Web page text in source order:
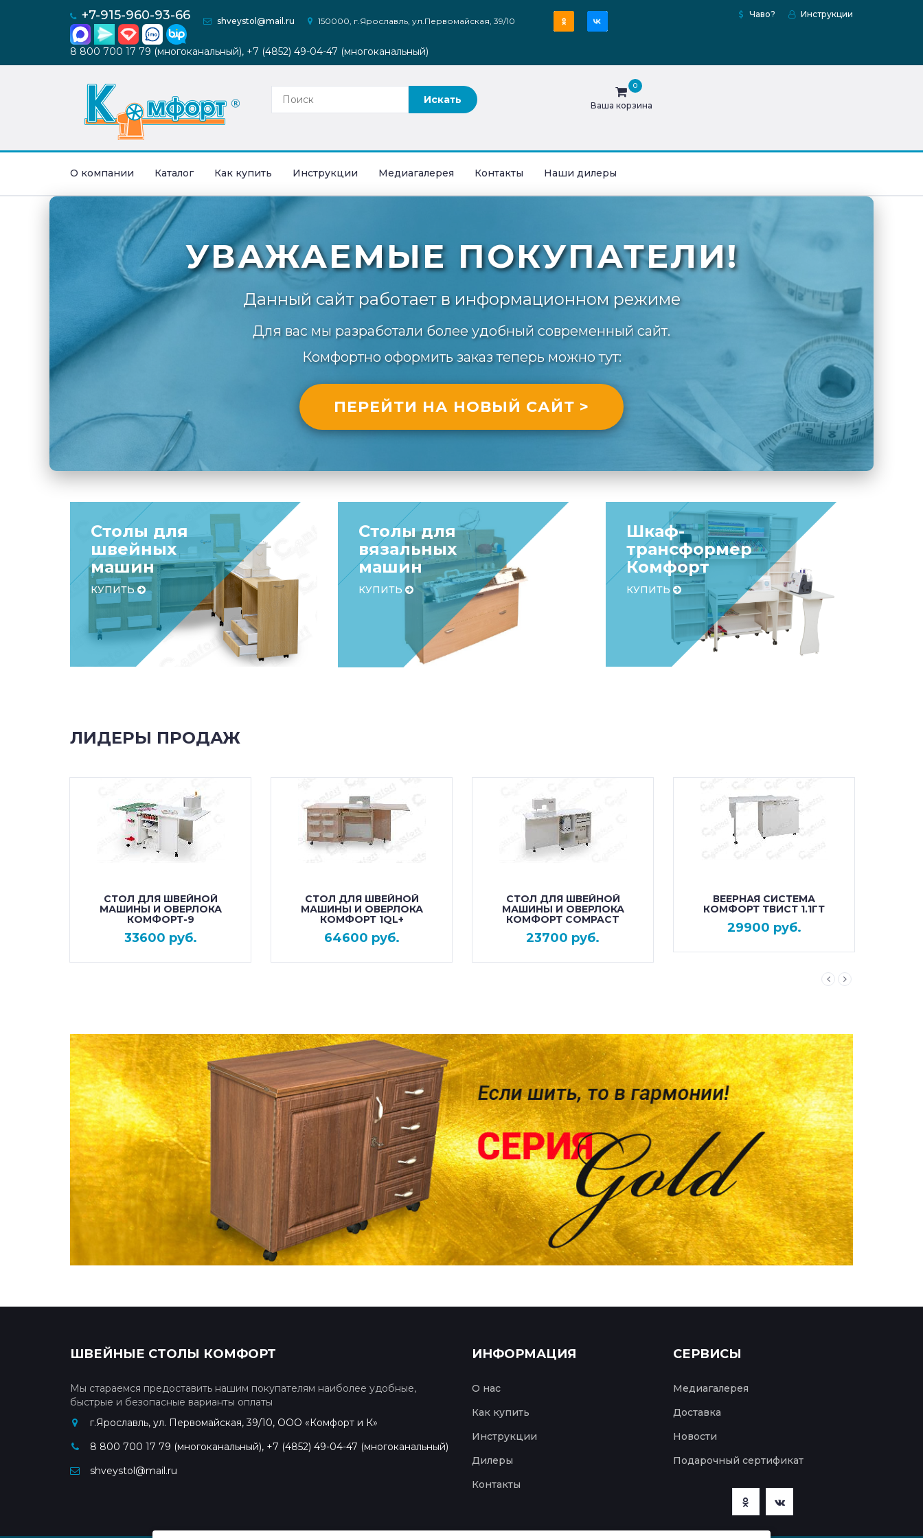
+7-915-960-93-66 shveystol@mail.ru 150000, г.Ярославль, ул.Первомайская, 39/10
Чаво? Инструкции
8 800 700 17 79 (многоканальный), +7 (4852) 49-04-47 (многоканальный)
Ваша корзина
0
О компании Каталог Как купить Инструкции Медиагалерея Контакты Наши дилеры
УВАЖАЕМЫЕ ПОКУПАТЕЛИ!
Данный сайт работает в информационном режиме
Для вас мы разработали более удобный современный сайт.
Комфортно оформить заказ теперь можно тут:
ПЕРЕЙТИ НА НОВЫЙ САЙТ >
Столы для
швейных
машин
КУПИТЬ
Столы для
вязальных
машин
КУПИТЬ
Шкаф-
трансформер
Комфорт
КУПИТЬ
ЛИДЕРЫ ПРОДАЖ
СТОЛ ДЛЯ ШВЕЙНОЙ
МАШИНЫ И ОВЕРЛОКА
КОМФОРТ-9
33600 руб.
ПОДРОБНЕЕ
СТОЛ ДЛЯ ШВЕЙНОЙ
МАШИНЫ И ОВЕРЛОКА
КОМФОРТ 1QL+
64600 руб.
ПОДРОБНЕЕ
СТОЛ ДЛЯ ШВЕЙНОЙ
МАШИНЫ И ОВЕРЛОКА
КОМФОРТ COMPACT
23700 руб.
ПОДРОБНЕЕ
ВЕЕРНАЯ СИСТЕМА
КОМФОРТ ТВИСТ 1.1ГТ
29900 руб.
ПОДРОБНЕЕ
ШВЕЙНЫЕ СТОЛЫ КОМФОРТ
Мы стараемся предоставить нашим покупателям наиболее удобные,
быстрые и безопасные варианты оплаты
г.Ярославль, ул. Первомайская, 39/10, ООО «Комфорт и К»
8 800 700 17 79 (многоканальный), +7 (4852) 49-04-47 (многоканальный)
shveystol@mail.ru
ИНФОРМАЦИЯ
О нас
Как купить
Инструкции
Дилеры
Контакты
СЕРВИСЫ
Медиагалерея
Доставка
Новости
Подарочный сертификат